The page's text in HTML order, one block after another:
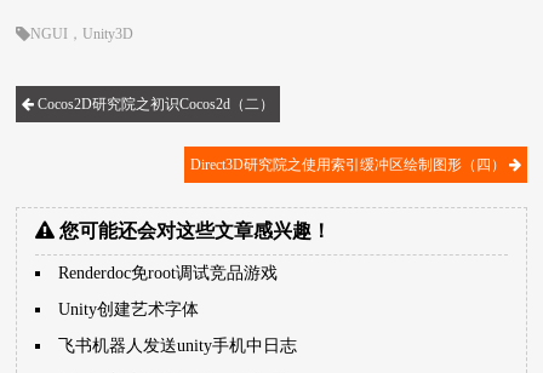
NGUI ，Unity3D
Cocos2D研究院之初识Cocos2d（二）
Direct3D研究院之使用索引缓冲区绘制图形（四）
您可能还会对这些文章感兴趣！
Renderdoc免root调试竞品游戏
Unity创建艺术字体
飞书机器人发送unity手机中日志